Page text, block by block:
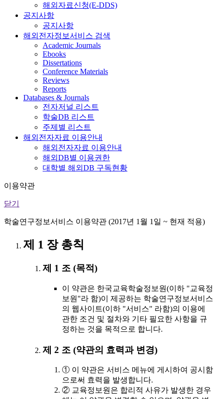
해외자료신청(E-DDS)
공지사항
공지사항
해외전자정보서비스 검색
Academic Journals
Ebooks
Dissertations
Conference Materials
Reviews
Reports
Databases & Journals
전자저널 리스트
학술DB 리스트
주제별 리스트
해외전자자료 이용안내
해외전자자료 이용안내
해외DB별 이용권한
대학별 해외DB 구독현황
이용약관
닫기
학술연구정보서비스 이용약관 (2017년 1월 1일 ~ 현재 적용)
제 1 장 총칙
제 1 조 (목적)
이 약관은 한국교육학술정보원(이하 "교육정
보원"라 함)이 제공하는 학술연구정보서비스
의 웹사이트(이하 "서비스" 라함)의 이용에
관한 조건 및 절차와 기타 필요한 사항을 규
정하는 것을 목적으로 합니다.
제 2 조 (약관의 효력과 변경)
① 이 약관은 서비스 메뉴에 게시하여 공시함
으로써 효력을 발생합니다.
② 교육정보원은 합리적 사유가 발생한 경우